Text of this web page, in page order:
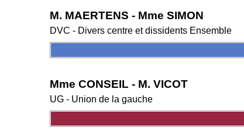
M. MAERTENS - Mme SIMON
DVC - Divers centre et dissidents Ensemble
Mme CONSEIL - M. VICOT
UG - Union de la gauche